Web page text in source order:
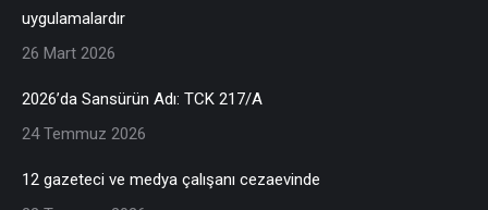
uygulamalardır
26 Mart 2026
2026’da Sansürün Adı: TCK 217/A
24 Temmuz 2026
12 gazeteci ve medya çalışanı cezaevinde